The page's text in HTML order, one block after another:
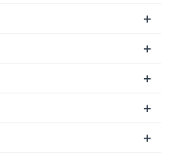
+
+
+
+
+